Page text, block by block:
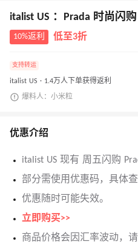
italist US ：Prada 时尚闪
10%返利 低至3折
支持转运
italist US · 1.4万人下单获得返利
爆料人：小米粒
优惠介绍
italist US 现有 周五闪购
部分需使用优惠码，具体查
优惠随时可能失效。
立即购买>>
商品价格会因汇率波动，